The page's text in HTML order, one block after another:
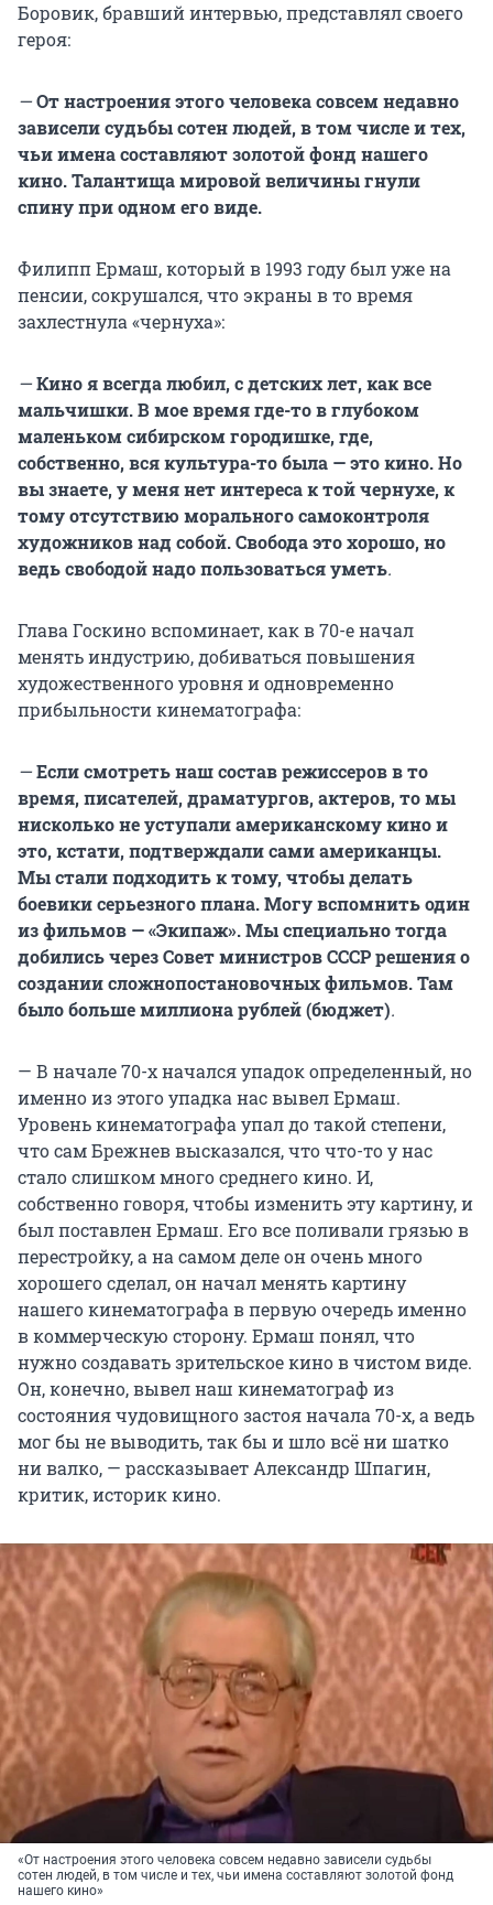
Боровик, бравший интервью, представлял своего
героя:
—От настроения этого человека совсем недавно
зависели судьбы сотен людей, в том числе и тех,
чьи имена составляют золотой фонд нашего
кино. Талантища мировой величины гнули
спину при одном его виде.
Филипп Ермаш, который в 1993 году был уже на
пенсии, сокрушался, что экраны в то время
захлестнула «чернуха»:
—Кино я всегда любил, с детских лет, как все
мальчишки. В мое время где-то в глубоком
маленьком сибирском городишке, где,
собственно, вся культура-то была — это кино. Но
вы знаете, у меня нет интереса к той чернухе, к
тому отсутствию морального самоконтроля
художников над собой. Свобода это хорошо, но
ведь свободой надо пользоваться уметь.
Глава Госкино вспоминает, как в 70-е начал
менять индустрию, добиваться повышения
художественного уровня и одновременно
прибыльности кинематографа:
—Если смотреть наш состав режиссеров в то
время, писателей, драматургов, актеров, то мы
нисколько не уступали американскому кино и
это, кстати, подтверждали сами американцы.
Мы стали подходить к тому, чтобы делать
боевики серьезного плана. Могу вспомнить один
из фильмов — «Экипаж». Мы специально тогда
добились через Совет министров СССР решения о
создании сложнопостановочных фильмов. Там
было больше миллиона рублей (бюджет).
— В начале 70-х начался упадок определенный, но
именно из этого упадка нас вывел Ермаш.
Уровень кинематографа упал до такой степени,
что сам Брежнев высказался, что что-то у нас
стало слишком много среднего кино. И,
собственно говоря, чтобы изменить эту картину, и
был поставлен Ермаш. Его все поливали грязью в
перестройку, а на самом деле он очень много
хорошего сделал, он начал менять картину
нашего кинематографа в первую очередь именно
в коммерческую сторону. Ермаш понял, что
нужно создавать зрительское кино в чистом виде.
Он, конечно, вывел наш кинематограф из
состояния чудовищного застоя начала 70-х, а ведь
мог бы не выводить, так бы и шло всё ни шатко
ни валко, — рассказывает Александр Шпагин,
критик, историк кино.
«От настроения этого человека совсем недавно зависели судьбы
сотен людей, в том числе и тех, чьи имена составляют золотой фонд
нашего кино»